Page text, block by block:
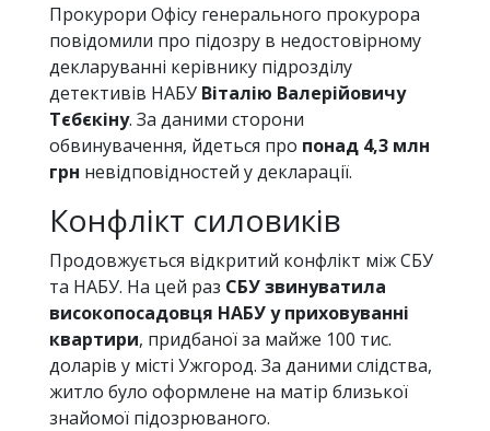
Прокурори Офісу генерального прокурора
повідомили про підозру в недостовірному
декларуванні керівнику підрозділу
детективів НАБУ Віталію Валерійовичу
Тєбєкіну. За даними сторони
обвинувачення, йдеться про понад 4,3 млн
грн невідповідностей у декларації.
Конфлікт силовиків
Продовжується відкритий конфлікт між СБУ
та НАБУ. На цей раз СБУ звинуватила
високопосадовця НАБУ у приховуванні
квартири, придбаної за майже 100 тис.
доларів у місті Ужгород. За даними слідства,
житло було оформлене на матір близької
знайомої підозрюваного.